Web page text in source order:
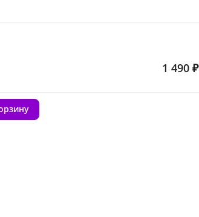
1 490 ₽